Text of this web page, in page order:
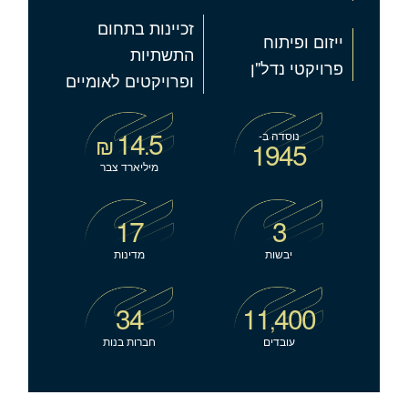
ייזום ופיתוח
פרויקטי נדל"ן
זכיינות בתחום
התשתיות
ופרויקטים לאומיים
1945
נוסדה ב- 14.5
₪
מיליארד צבר
3
יבשות
17
מדינות
11,400
עובדים
34
חברות בנות